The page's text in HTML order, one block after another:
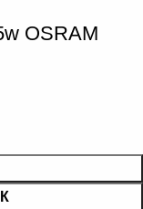
OSRAM